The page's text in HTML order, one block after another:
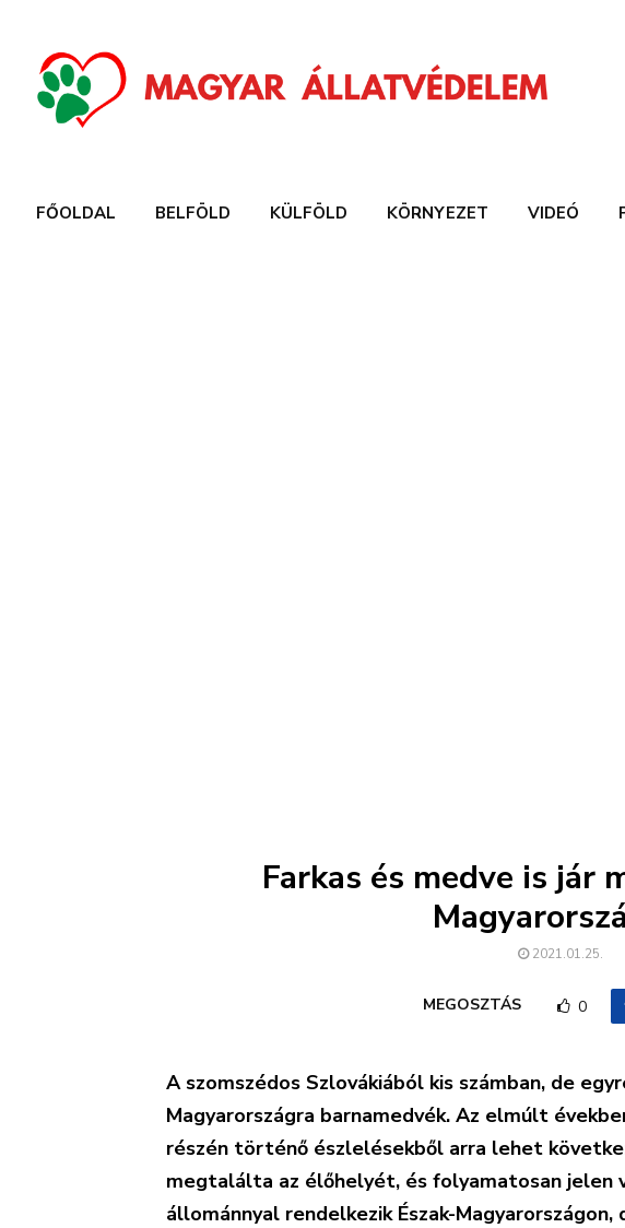
FŐOLDAL BELFÖLD KÜLFÖLD KÖRNYEZET VIDEÓ
Farkas és medve is jár
2021.01.25.
MEGOSZTÁS 0
A szomszédos Szlovákiából kis számban, de
Magyarországra barnamedvék. Az elmúlt
részén történő észlelésekből arra lehet
megtalálta az élőhelyét, és folyamatosan jelen
állománnyal rendelkezik Észak-